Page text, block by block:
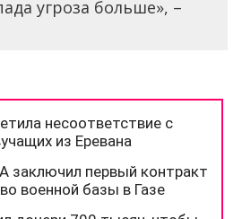
угроза больше», –